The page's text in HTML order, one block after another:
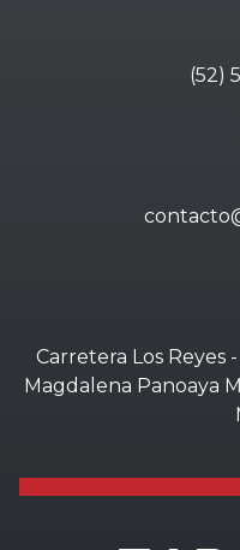
(52)
Carretera Los Reyes
Magdalena Panoaya